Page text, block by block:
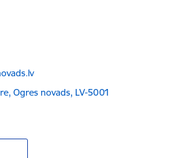
Ogres novads, LV-5001